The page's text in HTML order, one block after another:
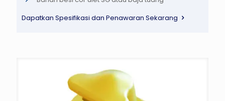
Dapatkan Spesifikasi dan Penawaran Sekarang